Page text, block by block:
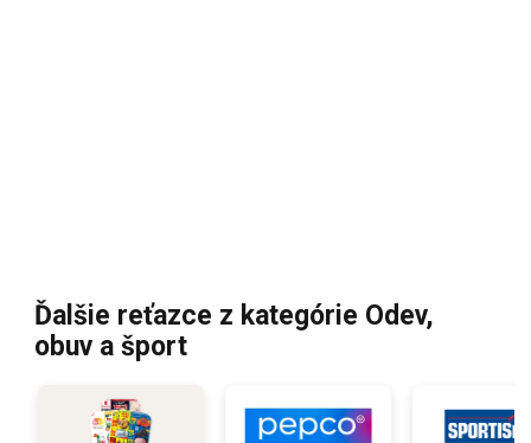
Ďalšie reťazce z kategórie Odev,
obuv a šport